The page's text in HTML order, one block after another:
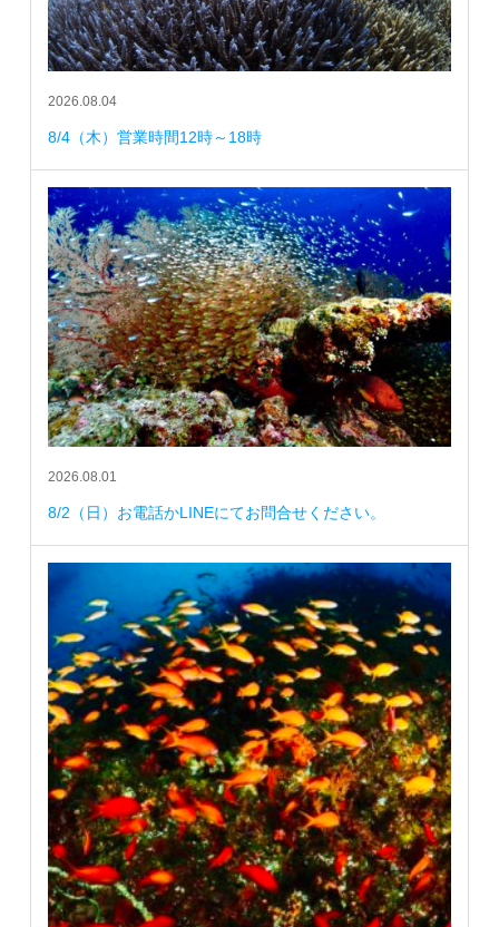
2026.08.04
8/4（木）営業時間12時～18時
2026.08.01
8/2（日）お電話かLINEにてお問合せください。